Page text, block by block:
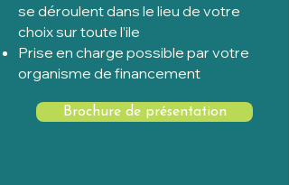
se déroulent dans le lieu de votre
choix sur toute l’ile
Prise en charge possible par votre
organisme de financement
Brochure de présentation